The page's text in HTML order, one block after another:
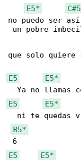
E5*
C#5
no puedo ser
un pobre
que solo quiere
E5 E5*
E5
E5*
ni te quedas
B5*
E5
E5*